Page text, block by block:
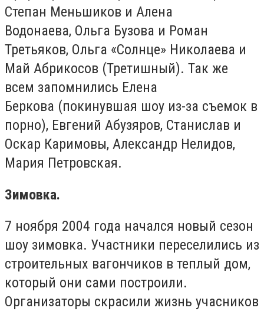
Степан Меньшиков и Алена
Водонаева, Ольга Бузова и Роман
Третьяков, Ольга «Солнце» Николаева и
Май Абрикосов (Третишный). Так же
всем запомнились Елена
Беркова (покинувшая шоу из-за съемок в
порно), Евгений Абузяров, Станислав и
Оскар Каримовы, Александр Нелидов,
Мария Петровская.
Зимовка.
7 ноября 2004 года начался новый сезон
шоу зимовка. Участники переселились из
строительных вагончиков в теплый дом,
который они сами построили.
Организаторы скрасили жизнь учасников